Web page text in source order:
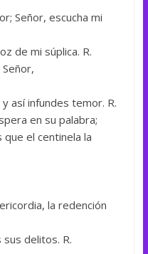
Señor, escucha mi
de mi súplica. R.
así infundes temor. R.
en su palabra;
que el centinela la
la redención
delitos. R.